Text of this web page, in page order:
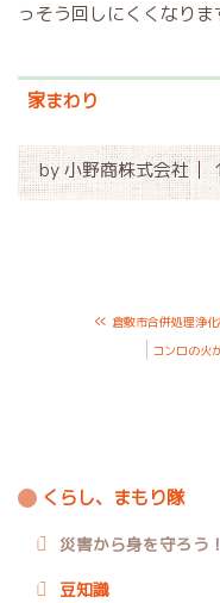
っそう回しにくくなりま
家まわり
by小野商株式会社
« 倉敷市合併処理浄
コンロの火
くらし、まもり隊
災害から身を守ろう！
豆知識